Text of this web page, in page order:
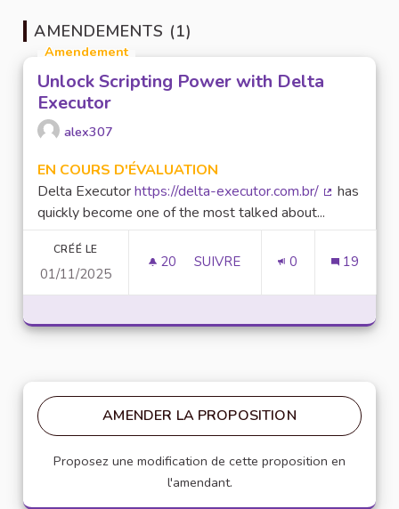
AMENDEMENTS (1)
Amendement
Unlock Scripting Power with Delta
Executor
alex307
EN COURS D'ÉVALUATION
Delta Executorhttps://delta-executor.com.br/
has
quickly become one of the most talked about...
CRÉÉ LE
01/11/2025
20 20 ABONNÉS
SUIVRE 0 19
AMENDER LA PROPOSITION
Proposez une modification de cette proposition en
l'amendant.